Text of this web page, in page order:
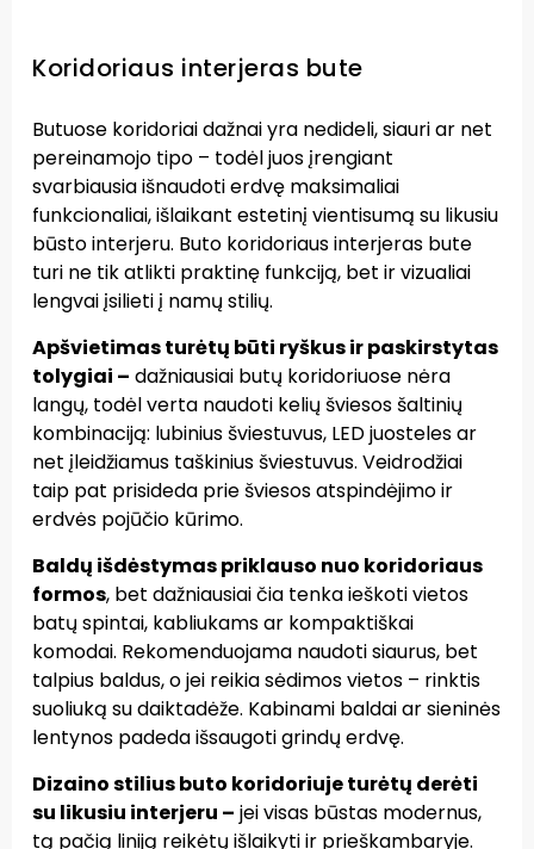
Koridoriaus interjeras bute
Butuose koridoriai dažnai yra nedideli, siauri ar net
pereinamojo tipo – todėl juos įrengiant
svarbiausia išnaudoti erdvę maksimaliai
funkcionaliai, išlaikant estetinį vientisumą su likusiu
būsto interjeru. Buto koridoriaus interjeras bute
turi ne tik atlikti praktinę funkciją, bet ir vizualiai
lengvai įsilieti į namų stilių.
Apšvietimas turėtų būti ryškus ir paskirstytas
tolygiai – dažniausiai butų koridoriuose nėra
langų, todėl verta naudoti kelių šviesos šaltinių
kombinaciją: lubinius šviestuvus, LED juosteles ar
net įleidžiamus taškinius šviestuvus. Veidrodžiai
taip pat prisideda prie šviesos atspindėjimo ir
erdvės pojūčio kūrimo.
Baldų išdėstymas priklauso nuo koridoriaus
formos, bet dažniausiai čia tenka ieškoti vietos
batų spintai, kabliukams ar kompaktiškai
komodai. Rekomenduojama naudoti siaurus, bet
talpius baldus, o jei reikia sėdimos vietos – rinktis
suoliuką su daiktadėže. Kabinami baldai ar sieninės
lentynos padeda išsaugoti grindų erdvę.
Dizaino stilius buto koridoriuje turėtų derėti
su likusiu interjeru – jei visas būstas modernus,
tą pačią liniją reikėtų išlaikyti ir prieškambaryje.